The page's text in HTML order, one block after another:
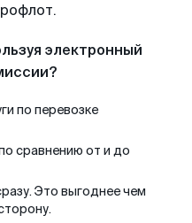
электронный
по перевозке
сравнению от и до
Это выгоднее чем